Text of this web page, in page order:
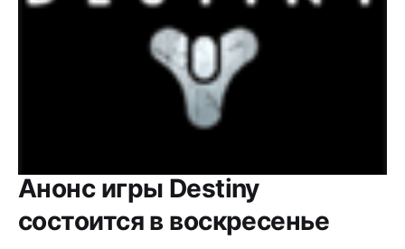
Анонс игры Destiny
состоится в воскресенье